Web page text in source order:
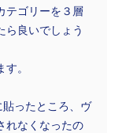
テゴリーを３層
ら良いでしょう
。
ったところ、ヴ
れなくなったの